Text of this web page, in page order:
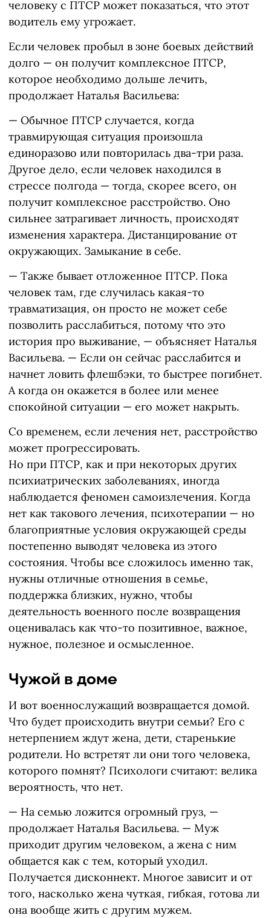
человеку с ПТСР может показаться, что этот
водитель ему угрожает.
Если человек пробыл в зоне боевых действий
долго — он получит комплексное ПТСР,
которое необходимо дольше лечить,
продолжает Наталья Васильева:
— Обычное ПТСР случается, когда
травмирующая ситуация произошла
единоразово или повторилась два-три раза.
Другое дело, если человек находился в
стрессе полгода — тогда, скорее всего, он
получит комплексное расстройство. Оно
сильнее затрагивает личность, происходят
изменения характера. Дистанцирование от
окружающих. Замыкание в себе.
— Также бывает отложенное ПТСР. Пока
человек там, где случилась какая-то
травматизация, он просто не может себе
позволить расслабиться, потому что это
история про выживание, — объясняет Наталья
Васильева. — Если он сейчас расслабится и
начнет ловить флешбэки, то быстрее погибнет.
А когда он окажется в более или менее
спокойной ситуации — его может накрыть.
Со временем, если лечения нет, расстройство
может прогрессировать.
Но при ПТСР, как и при некоторых других
психиатрических заболеваниях, иногда
наблюдается феномен самоизлечения. Когда
нет как такового лечения, психотерапии — но
благоприятные условия окружающей среды
постепенно выводят человека из этого
состояния. Чтобы все сложилось именно так,
нужны отличные отношения в семье,
поддержка близких, нужно, чтобы
деятельность военного после возвращения
оценивалась как что-то позитивное, важное,
нужное, полезное и осмысленное.
Чужой в доме
И вот военнослужащий возвращается домой.
Что будет происходить внутри семьи? Его с
нетерпением ждут жена, дети, старенькие
родители. Но встретят ли они того человека,
которого помнят? Психологи считают: велика
вероятность, что нет.
— На семью ложится огромный груз, —
продолжает Наталья Васильева. — Муж
приходит другим человеком, а жена с ним
общается как с тем, который уходил.
Получается дисконнект. Многое зависит и от
того, насколько жена чуткая, гибкая, готова ли
она вообще жить с другим мужем.